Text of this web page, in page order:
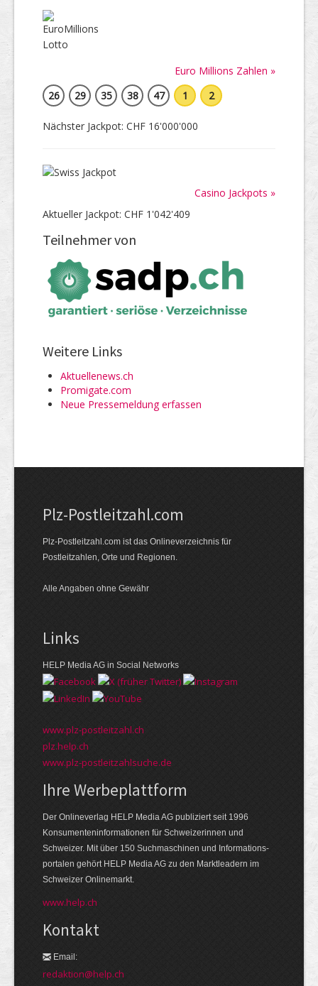
Euro Millions Zahlen »
26
29 35 38 47 1 2
Nächster Jackpot: CHF 16'000'000
Casino Jackpots »
Aktueller Jackpot: CHF 1'042'409
Teilnehmer von
Weitere Links
Aktuellenews.ch
Promigate.com
Neue Pressemeldung erfassen
Plz-Postleitzahl.com
Plz-Postleitzahl.com ist das Onlineverzeichnis für
Postleitzahlen, Orte und Regionen.
Alle Angaben ohne Gewähr
Links
HELP Media AG in Social Networks
www.plz-postleitzahl.ch
plz.help.ch
www.plz-postleitzahlsuche.de
Ihre Werbeplattform
Der Onlineverlag HELP Media AG publiziert seit 1996
Konsumenten­informationen für Schweizerinnen und
Schweizer. Mit über 150 Suchmaschinen und Informations­
portalen gehört HELP Media AG zu den Markt­leadern im
Schweizer Onlinemarkt.
www.help.ch
Kontakt
Email:
redaktion@help.ch